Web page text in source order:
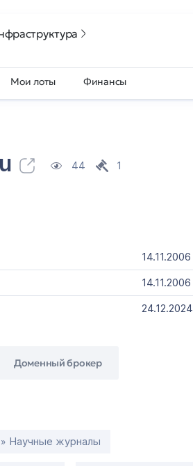
Мои лоты Финансы
44 1
14.11.2006
14.11.2006
24.12.2024
Доменный брокер
Научные журналы